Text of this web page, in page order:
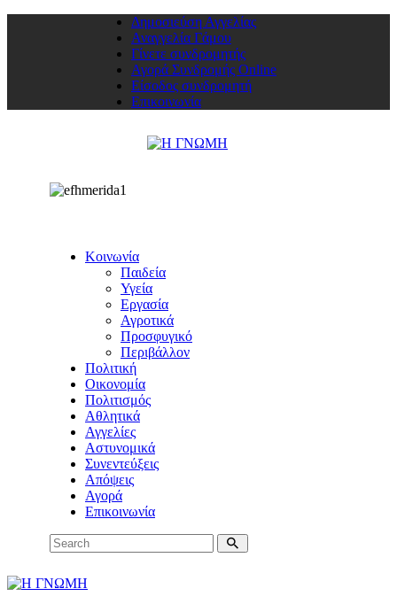
Δημοσιεύση Αγγελίας
Αναγγελία Γάμου
Γίνετε συνδρομητής
Αγορά Συνδρομής Online
Είσοδος συνδρομητή
Επικοινωνία
Κοινωνία
Παιδεία
Υγεία
Εργασία
Αγροτικά
Προσφυγικό
Περιβάλλον
Πολιτική
Οικονομία
Πολιτισμός
Αθλητικά
Αγγελίες
Αστυνομικά
Συνεντεύξεις
Απόψεις
Αγορά
Επικοινωνία